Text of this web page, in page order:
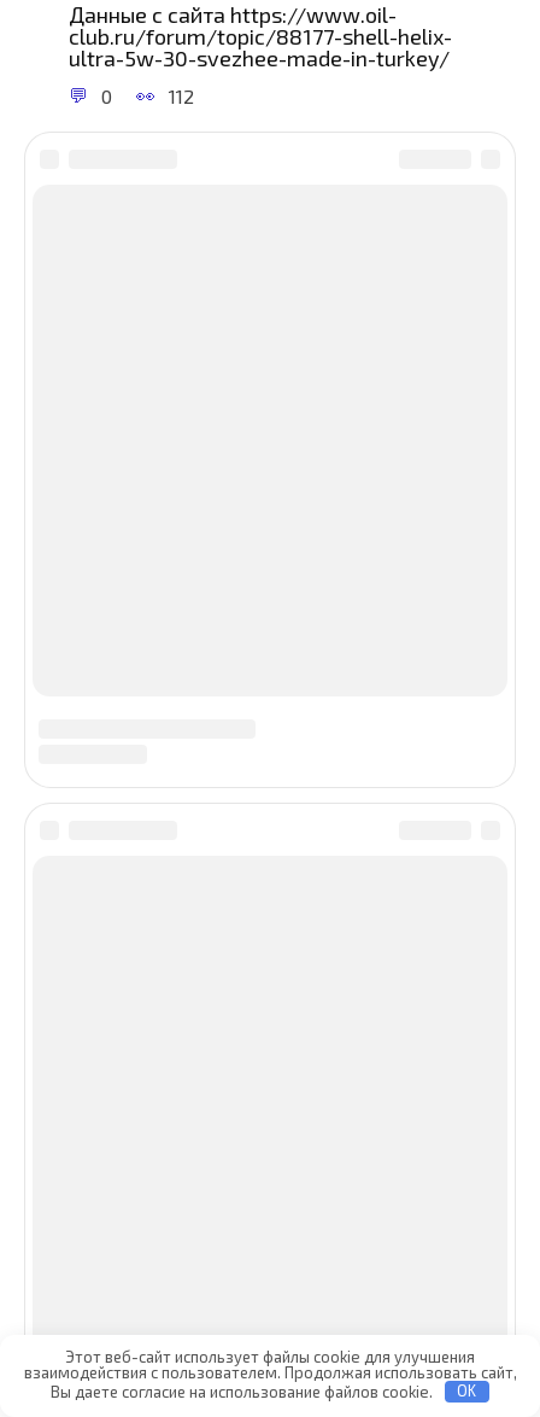
Данные с сайта https://www.oil-
club.ru/forum/topic/88177-shell-helix-
ultra-5w-30-svezhee-made-in-turkey/
0 112
Этот веб-сайт использует файлы cookie для улучшения
взаимодействия с пользователем. Продолжая использовать сайт,
Вы даете согласие на использование файлов cookie.
OK